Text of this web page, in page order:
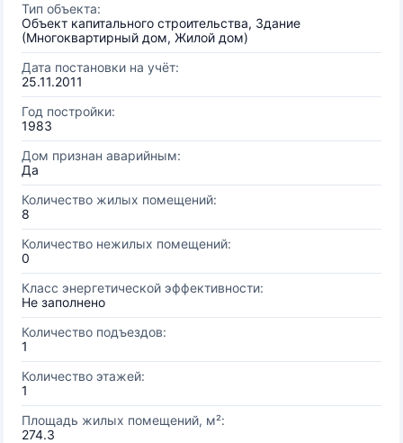
Тип объекта:
Объект капитального строительства, Здание
(Многоквартирный дом, Жилой дом)
Дата постановки на учёт:
25.11.2011
Год постройки:
1983
Дом признан аварийным:
Да
Количество жилых помещений:
8
Количество нежилых помещений:
0
Класс энергетической эффективности:
Не заполнено
Количество подъездов:
1
Количество этажей:
1
Площадь жилых помещений, м²:
274.3